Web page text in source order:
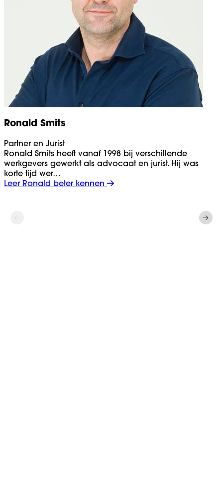
Ronald Smits
Partner en Jurist
Ronald Smits heeft vanaf 1998 bij verschillende
werkgevers gewerkt als advocaat en jurist. Hij was
korte tijd wer…
Leer Ronald beter kennen